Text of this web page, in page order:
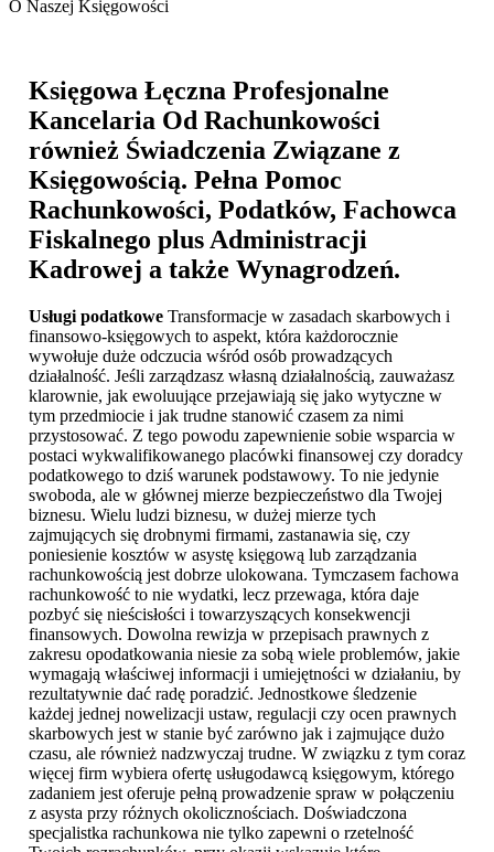
O Naszej Księgowości
Księgowa Łęczna Profesjonalne
Kancelaria Od Rachunkowości
również Świadczenia Związane z
Księgowością. Pełna Pomoc
Rachunkowości, Podatków, Fachowca
Fiskalnego plus Administracji
Kadrowej a także Wynagrodzeń.
Usługi podatkowe Transformacje w zasadach skarbowych i
finansowo-księgowych to aspekt, która każdorocznie
wywołuje duże odczucia wśród osób prowadzących
działalność. Jeśli zarządzasz własną działalnością, zauważasz
klarownie, jak ewoluujące przejawiają się jako wytyczne w
tym przedmiocie i jak trudne stanowić czasem za nimi
przystosować. Z tego powodu zapewnienie sobie wsparcia w
postaci wykwalifikowanego placówki finansowej czy doradcy
podatkowego to dziś warunek podstawowy. To nie jedynie
swoboda, ale w głównej mierze bezpieczeństwo dla Twojej
biznesu. Wielu ludzi biznesu, w dużej mierze tych
zajmujących się drobnymi firmami, zastanawia się, czy
poniesienie kosztów w asystę księgową lub zarządzania
rachunkowością jest dobrze ulokowana. Tymczasem fachowa
rachunkowość to nie wydatki, lecz przewaga, która daje
pozbyć się nieścisłości i towarzyszących konsekwencji
finansowych. Dowolna rewizja w przepisach prawnych z
zakresu opodatkowania niesie za sobą wiele problemów, jakie
wymagają właściwej informacji i umiejętności w działaniu, by
rezultatywnie dać radę poradzić. Jednostkowe śledzenie
każdej jednej nowelizacji ustaw, regulacji czy ocen prawnych
skarbowych jest w stanie być zarówno jak i zajmujące dużo
czasu, ale również nadzwyczaj trudne. W związku z tym coraz
więcej firm wybiera ofertę usługodawcą księgowym, którego
zadaniem jest oferuje pełną prowadzenie spraw w połączeniu
z asysta przy różnych okolicznościach. Doświadczona
specjalistka rachunkowa nie tylko zapewni o rzetelność